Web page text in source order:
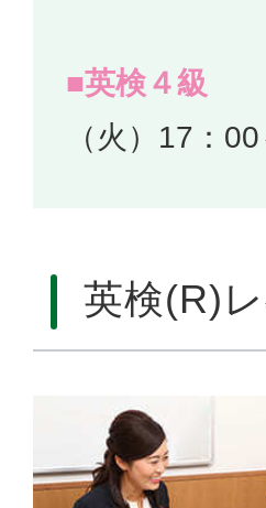
■英検４級
（火）17：
英検(R)